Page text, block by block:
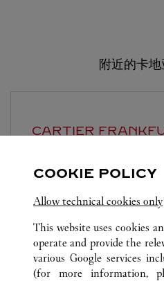
附近的卡
CARTIER
Frankfurt Flughafen
COOKIE POLICY
Allow technical cookies only
This website uses cookies
operate and provide the
various Google services
(for more information,